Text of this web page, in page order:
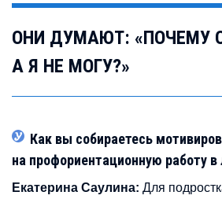
ОНИ ДУМАЮТ: «ПОЧЕМУ
А Я НЕ МОГУ?»
Как вы собираетесь
на профориентационную работу в
Екатерина Саулина: Для